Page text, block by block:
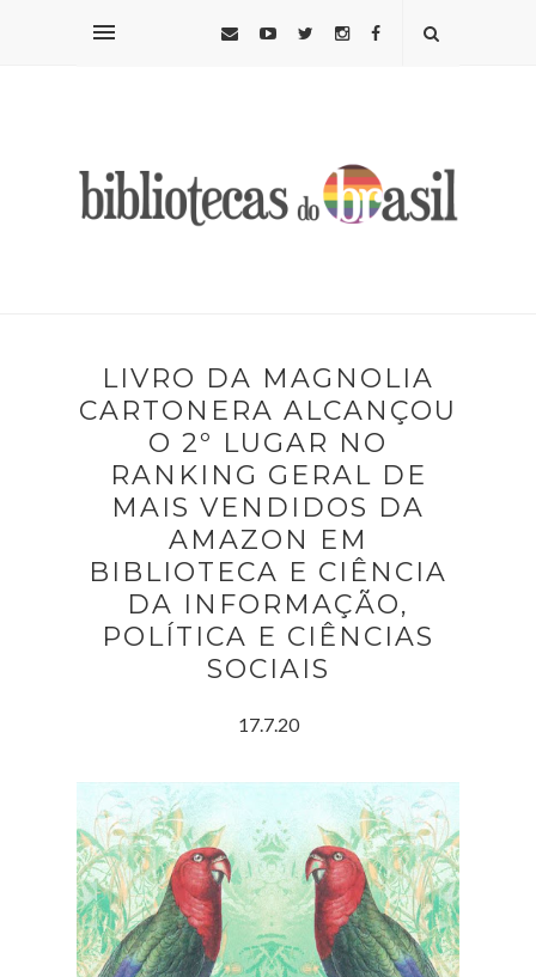
LIVRO DA MAGNOLIA
CARTONERA ALCANÇOU
O 2º LUGAR NO
RANKING GERAL DE
MAIS VENDIDOS DA
AMAZON EM
BIBLIOTECA E CIÊNCIA
DA INFORMAÇÃO,
POLÍTICA E CIÊNCIAS
SOCIAIS
17.7.20